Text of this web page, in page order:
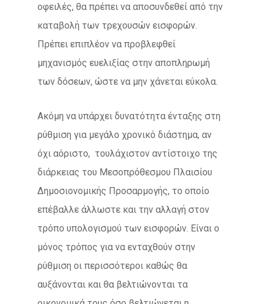
οφειλές, θα πρέπει να αποσυνδεθεί από την
καταβολή των τρεχουσών εισφορών.
Πρέπει επιπλέον να προβλεφθεί
μηχανισμός ευελιξίας στην αποπληρωμή
των δόσεων, ώστε να μην χάνεται εύκολα.
Ακόμη να υπάρχει δυνατότητα ένταξης στη
ρύθμιση για μεγάλο χρονικό διάστημα, αν
όχι αόριστο, τουλάχιστον αντίστοιχο της
διάρκειας του Μεσοπρόθεσμου Πλαισίου
Δημοσιονομικής Προσαρμογής, το οποίο
επέβαλλε άλλωστε και την αλλαγή στον
τρόπο υπολογισμού των εισφορών. Είναι ο
μόνος τρόπος για να ενταχθούν στην
ρύθμιση οι περισσότεροι καθώς θα
αυξάνονται και θα βελτιώνονται τα